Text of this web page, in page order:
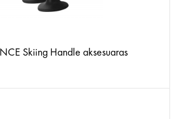
Skiing Handle aksesuaras